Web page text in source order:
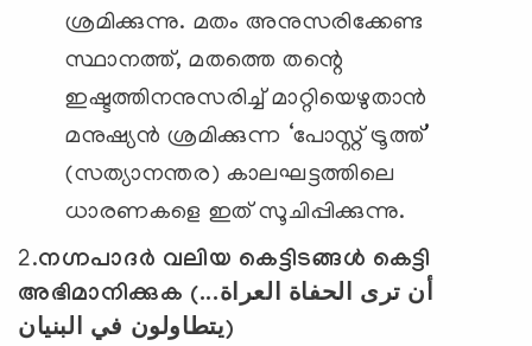
ശ്രമിക്കുന്നു. മതം അനുസരിക്കേണ്ട
സ്ഥാനത്ത്, മതത്തെ തന്റെ
ഇഷ്ടത്തിനനുസരിച്ച് മാറ്റിയെഴുതാൻ
മനുഷ്യൻ ശ്രമിക്കുന്ന ‘പോസ്റ്റ് ട്രൂത്ത്’
(സത്യാനന്തര) കാലഘട്ടത്തിലെ
ധാരണകളെ ഇത് സൂചിപ്പിക്കുന്നു.
2.നഗ്നപാദർ വലിയ കെട്ടിടങ്ങൾ കെട്ടി
അഭിമാനിക്കുക (أن ترى الحفاة العراة...
يتطاولون في البنيان)